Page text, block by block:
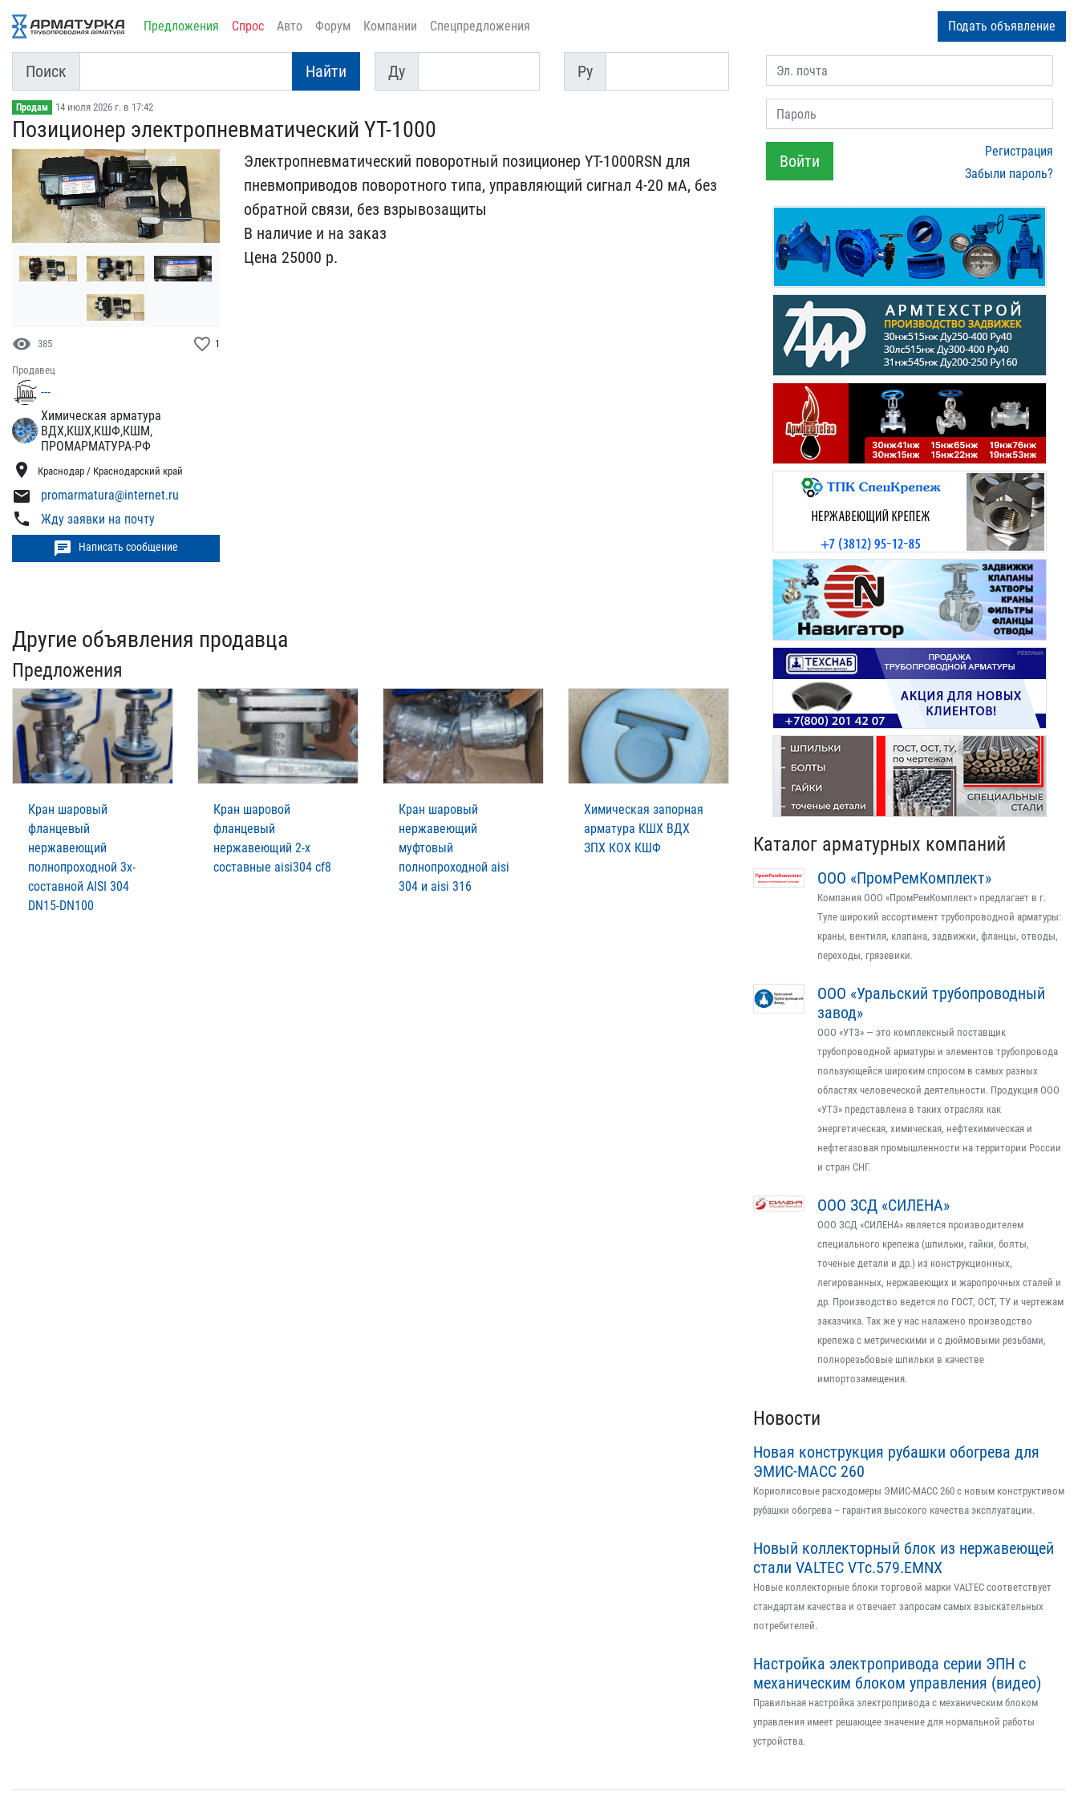
Предложения Спрос Авто Форум Компании Спецпредложения Подать объявление
Поиск Найти
Ду
Ду
Py
Py
Продам 14 июля 2026 г. в 17:42
Позиционер электропневма​тический YT-1000
visibility 385 favorite_border 1
Продавец
---
Химическая арматура
ВДХ,КШХ,КШФ,КШМ,
ПРОМАРМАТУРА-РФ
location_on Краснодар / Краснодарский край
mail promarmatura@internet.ru
phone Жду заявки на почту
chat Написать сообщение
Электропневматический по​воротный позиционер YT-1​000RSN для
пневмоприводо​в поворотного типа, упра​вляющий сигнал 4-20 мА, ​без
обратной связи, без ​взрывозащиты
В наличие и​ на заказ
Цена 25000 р.
Другие объявления продавца
Предложения
Кран шаровый
фланцевый
нержавеющий
полнопроходной 3х-
составной AISI 304
DN15-DN100
Кран шаровой
фланцевый
нержавеющий 2-х
составные aisi304 cf8
Кран шаровый
нержавеющий
муфтовый
полнопроходной aisi
304 и aisi 316
Химическая запорная
арматура КШХ ВДХ
ЗПХ КОХ КШФ
Эл. почта
Пароль
Войти
Регистрация
Забыли пароль?
Каталог арматурных компаний
ООО «ПромРемКомплект»
Компания ООО «ПромРемКомплект» предлагает в г.
Туле широкий ассортимент трубопроводной арматуры:
краны, вентиля, клапана, задвижки, фланцы, отводы,
переходы, грязевики.
ООО «Уральский трубопроводный
завод»
ООО «УТЗ» — это комплексный поставщик
трубопроводной арматуры и элементов трубопровода
пользующейся широким спросом в самых разных
областях человеческой деятельности. Продукция ООО
«УТЗ» представлена в таких отраслях как
энергетическая, химическая, нефтехимическая и
нефтегазовая промышленности на территории России
и стран СНГ.
ООО ЗСД «СИЛЕНА»
ООО ЗСД «СИЛЕНА» является производителем
специального крепежа (шпильки, гайки, болты,
точеные детали и др.) из конструкционных,
легированных, нержавеющих и жаропрочных сталей и
др. Производство ведется по ГОСТ, ОСТ, ТУ и чертежам
заказчика. Так же у нас налажено производство
крепежа с метрическими и с дюймовыми резьбами,
полнорезьбовые шпильки в качестве
импортозамещения.
Новости
Новая конструкция рубашки обогрева для
ЭМИС-МАСС 260
Кориолисовые расходомеры ЭМИС-МАСС 260 с новым конструктивом
рубашки обогрева – гарантия высокого качества эксплуатации.
Новый коллекторный блок из нержавеющей
стали VALTEC VTс.579.EMNX
Новые коллекторные блоки торговой марки VALTEC соответствует
стандартам качества и отвечает запросам самых взыскательных
потребителей.
Настройка электропривода серии ЭПН с
механическим блоком управления (видео)
Правильная настройка электропривода с механическим блоком
управления имеет решающее значение для нормальной работы
устройства.